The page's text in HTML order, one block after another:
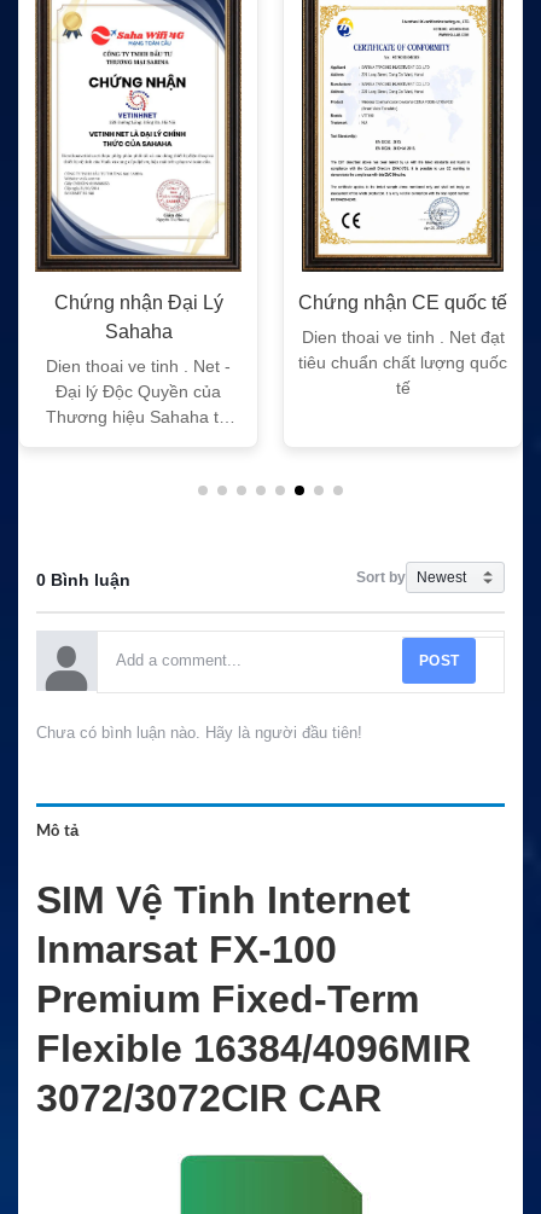
Chứng nhận Đại Lý
Sahaha
Dien thoai ve tinh . Net -
Đại lý Độc Quyền của
Thương hiệu Sahaha tại
Chứng nhận CE quốc tế
Dien thoai ve tinh . Net đạt
tiêu chuẩn chất lượng quốc
tế
0 Bình luận Sort by
POST
Chưa có bình luận nào. Hãy là người đầu tiên!
Mô tả
SIM Vệ Tinh Internet
Inmarsat FX-100
Premium Fixed-Term
Flexible 16384/4096MIR
3072/3072CIR CAR